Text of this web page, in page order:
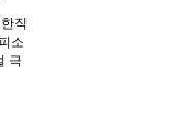
직
소
극